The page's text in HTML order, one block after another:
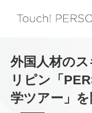
外国人材の
リピン「
学ツアー」